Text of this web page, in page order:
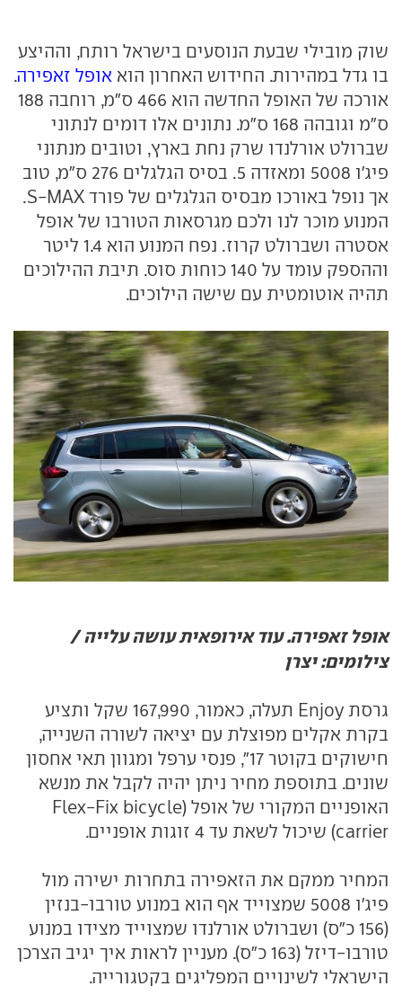
שוק מובילי שבעת הנוסעים בישראל רותח, וההיצע
בו גדל במהירות. החידוש האחרון הוא אופל זאפירה.
אורכה של האופל החדשה הוא 466 ס"מ, רוחבה 188
ס"מ וגובהה 168 ס"מ. נתונים אלו דומים לנתוני
שברולט אורלנדו שרק נחת בארץ, וטובים מנתוני
פיג'ו 5008 ומאזדה 5. בסיס הגלגלים 276 ס"מ, טוב
אך נופל באורכו מבסיס הגלגלים של פורד S-MAX.
המנוע מוכר לנו ולכם מגרסאות הטורבו של אופל
אסטרה ושברולט קרוז. נפח המנוע הוא 1.4 ליטר
וההספק עומד על 140 כוחות סוס. תיבת ההילוכים
תהיה אוטומטית עם שישה הילוכים.
אופל זאפירה. עוד אירופאית עושה עלייה /
צילומים: יצרן
גרסת Enjoy תעלה, כאמור, 167,990 שקל ותציע
בקרת אקלים מפוצלת עם יציאה לשורה השנייה,
חישוקים בקוטר 17", פנסי ערפל ומגוון תאי אחסון
שונים. בתוספת מחיר ניתן יהיה לקבל את מנשא
האופניים המקורי של אופל (Flex-Fix bicycle
carrier) שיכול לשאת עד 4 זוגות אופניים.
המחיר ממקם את הזאפירה בתחרות ישירה מול
פיג'ו 5008 שמצוייד אף הוא במנוע טורבו-בנזין
(156 כ"ס) ושברולט אורלנדו שמצוייד מצידו במנוע
טורבו-דיזל (163 כ"ס). מעניין לראות איך יגיב הצרכן
הישראלי לשינויים המפליגים בקטגורייה.